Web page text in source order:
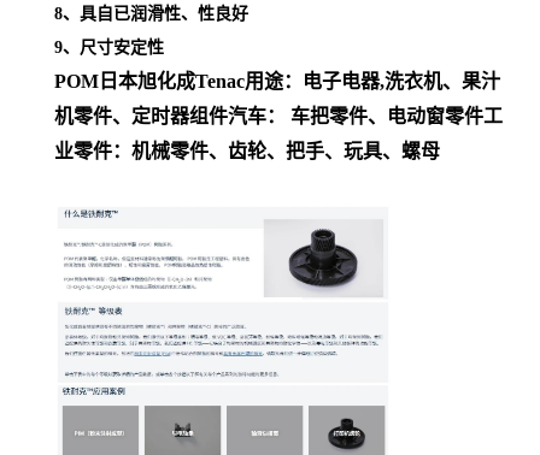
8、具自已润滑性、性良好
9、尺寸安定性
POM日本旭化成Tenac用途：
电子电器,洗衣机、果汁
机零件、定时器组件汽车： 车把零件、电动窗零件工
业零件：机械零件、齿轮、把手、玩具、螺母